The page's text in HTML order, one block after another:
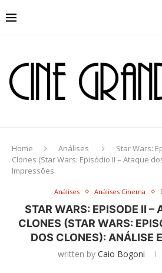
Home Análises
Star Wars:
Clones (Star Wars: Episódio II – Ataque
Impressões
Análises Análises Cinema
STAR WARS: EPISODE II –
CLONES (STAR WARS:
DOS CLONES): ANÁLISE
written by Caio Bogoni